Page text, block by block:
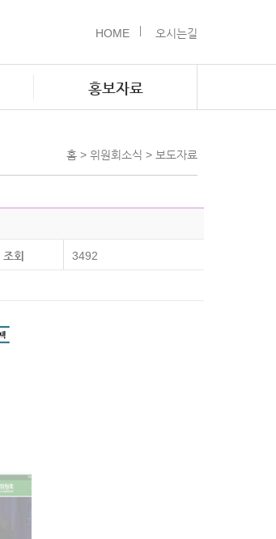
HOME 오시는길
홍보자료
홈 > 위원회소식 > 보도자료
조회 3492